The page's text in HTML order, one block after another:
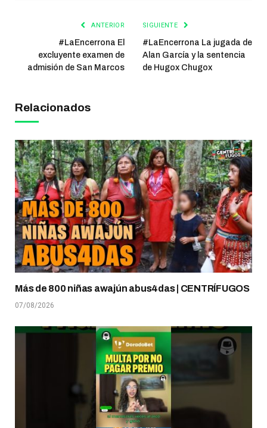
ANTERIOR
#LaEncerrona El
excluyente examen de
admisión de San Marcos
SIGUIENTE
#LaEncerrona La jugada de
Alan García y la sentencia
de Hugox Chugox
Relacionados
Más de 800 niñas awajún abus4das | CENTRÍFUGOS
07/08/2026